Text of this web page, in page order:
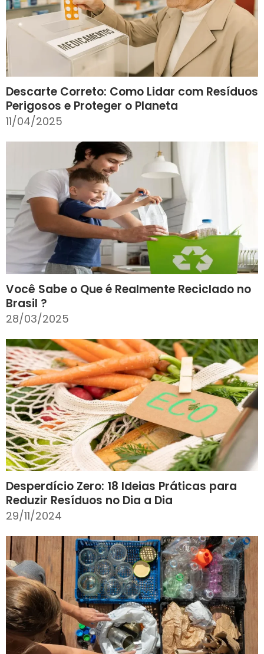
Descarte Correto: Como Lidar com Resíduos
Perigosos e Proteger o Planeta
11/04/2025
Você Sabe o Que é Realmente Reciclado no
Brasil ?
28/03/2025
Desperdício Zero: 18 Ideias Práticas para
Reduzir Resíduos no Dia a Dia
29/11/2024